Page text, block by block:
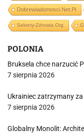
Dobrewiadomosci.net.pl
Sekrety-Zdrowia.org
POLONIA
Bruksela chce narzucić
7 sierpnia 2026
Ukrainiec zatrzymany
7 sierpnia 2026
Globalny Monolit: